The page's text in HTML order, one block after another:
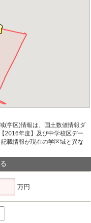
(学区)情報は、国土数値情報ダ
2016年度】及び中学校区デー
載情報が現在の学区域と異な
万円